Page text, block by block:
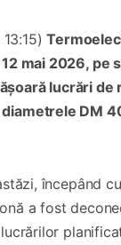
13:15)
mai 2026, pe
lucrări de
DM
începând
a fost